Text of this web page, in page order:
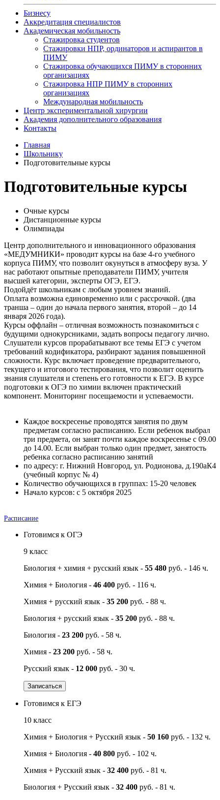
Бизнесу
Аккредитация специалистов
Академическая мобильность
Стажировка студентов
Стажировки НПР, ординаторов и аспирантов в
ПИМУ
Стажировка обучающихся ПИМУ в сторонних
организациях
Стажировка НПР ПИМУ в сторонних
организациях
Международная мобильность
Центр экспериментальной хирургии
Академия дополнительного образования
Контакты
Главная
Школьнику
Подготовительные курсы
Подготовительные курсы
Очные курсы
Дистанционные курсы
Олимпиады
Центр дополнительного и инновационного образования
«МЕДУМНИКИ» проводит курсы на базе 4-го учебного
корпуса ПИМУ, что позволит окунуться в атмосферу вуза. У
нас работают опытные преподаватели ПИМУ, учителя
высшей категории, эксперты ОГЭ, ЕГЭ.
Подойдёт школьникам с любым уровнем знаний.
Оплата возможна единовременно или с рассрочкой. (два
транша – один до начала первого занятия, второй – до 14
января 2026 года).
Курсы оффлайн – отличная возможность познакомиться с
будущими однокурсниками, задать вопросы педагогу лично.
Слушатели курсов прорабатывают все темы ЕГЭ с учетом
требований кодификатора, разбирают задания повышенной
сложности. Курс включает проведение предварительного,
текущего и итогового тестирования, что позволит оценить
знания слушателя и степень его готовности к ЕГЭ. В курсе
подготовки к ОГЭ по химии включен практический
компонент. Мониторинг посещаемости и успеваемости.
Каждое воскресенье проводятся занятия по двум
предметам согласно расписанию. Если ребенок выбрал
три предмета, он занят почти каждое воскресенье с 09.00
до 14.00. Если выбран только один предмет, занятость
ребенка согласно расписанию занятий
по адресу: г. Нижний Новгород, ул. Родионова, д.190аК4
(учебный корпус № 4)
Количество обучающихся в группах: 15-20 человек
Начало курсов: с 5 октября 2025
Расписание
Готовимся к ОГЭ
9 класс
Биология + химия + русский язык - 55 480 руб. - 146 ч.
Химия + Биология - 46 400 руб. - 116 ч.
Химия + русский язык - 35 200 руб. - 88 ч.
Биология + русский язык - 35 200 руб. - 88 ч.
Биология - 23 200 руб. - 58 ч.
Химия - 23 200 руб. - 58 ч.
Русский язык - 12 000 руб. - 30 ч.
Записаться
Готовимся к ЕГЭ
10 класс
Химия + Биология + Русский язык - 50 160 руб. - 132 ч.
Химия + Биология - 40 800 руб. - 102 ч.
Химия + Русский язык - 32 400 руб. - 81 ч.
Биология + Русский язык - 32 400 руб. - 81 ч.